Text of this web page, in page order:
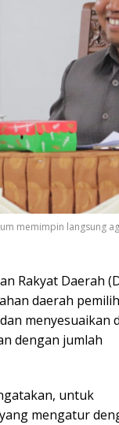
memimpin langsung
Rakyat Daerah
daerah
menyesuaikan
dengan jumlah
untuk
mengatur